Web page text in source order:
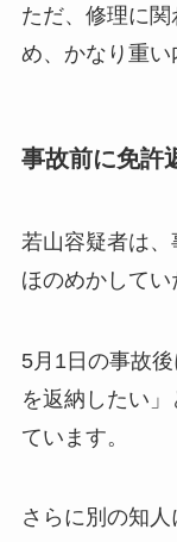
ただ、修理に
め、かなり重い
事故前に免許
若山容疑者は
ほのめかしてい
5月1日の事故
を返納したい
ています。
さらに別の知